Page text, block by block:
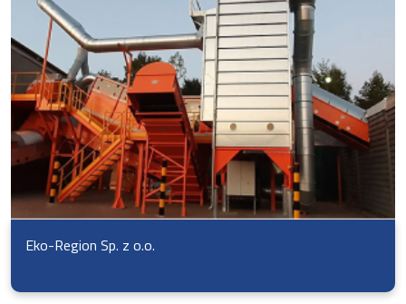
Eko-Region Sp. z o.o.